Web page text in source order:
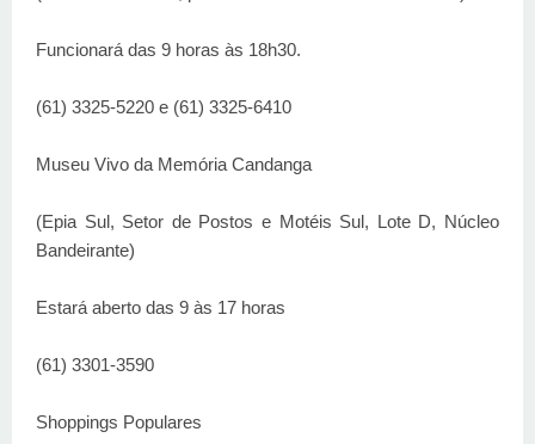
Funcionará das 9 horas às 18h30.
(61) 3325-5220 e (61) 3325-6410
Museu Vivo da Memória Candanga
(Epia Sul, Setor de Postos e Motéis Sul, Lote D, Núcleo
Bandeirante)
Estará aberto das 9 às 17 horas
(61) 3301-3590
Shoppings Populares